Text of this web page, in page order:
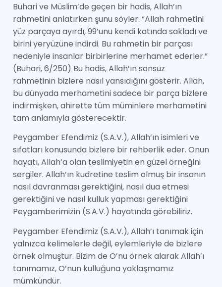
Buhari ve Müslim’de geçen bir hadis, Allah’ın
rahmetini anlatırken şunu söyler: “Allah rahmetini
yüz parçaya ayırdı, 99’unu kendi katında sakladı ve
birini yeryüzüne indirdi. Bu rahmetin bir parçası
nedeniyle insanlar birbirlerine merhamet ederler.”
(Buhari, 6/250) Bu hadis, Allah’ın sonsuz
rahmetinin bizlere nasıl yansıdığını gösterir. Allah,
bu dünyada merhametini sadece bir parça bizlere
indirmişken, ahirette tüm müminlere merhametini
tam anlamıyla gösterecektir.
Peygamber Efendimiz (S.A.V.), Allah’ın isimleri ve
sıfatları konusunda bizlere bir rehberlik eder. Onun
hayatı, Allah’a olan teslimiyetin en güzel örneğini
sergiler. Allah’ın kudretine teslim olmuş bir insanın
nasıl davranması gerektiğini, nasıl dua etmesi
gerektiğini ve nasıl kulluk yapması gerektiğini
Peygamberimizin (S.A.V.) hayatında görebiliriz.
Peygamber Efendimiz (S.A.V.), Allah’ı tanımak için
yalnızca kelimelerle değil, eylemleriyle de bizlere
örnek olmuştur. Bizim de O’nu örnek alarak Allah’ı
tanımamız, O’nun kulluğuna yaklaşmamız
mümkündür.